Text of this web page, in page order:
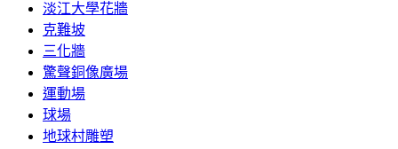
淡江大學花牆
克難坡
三化牆
驚聲銅像廣場
運動場
球場
地球村雕塑